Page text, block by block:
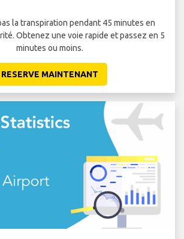
la transpiration pendant 45 minutes en
Obtenez une voie rapide et passez en 5
minutes ou moins.
RESERVE MAINTENANT